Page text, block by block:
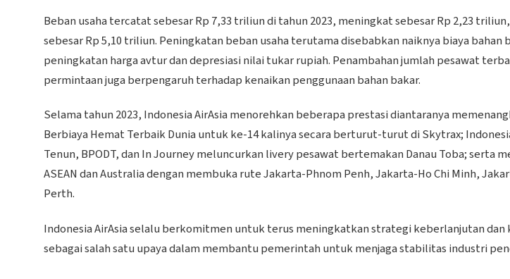
Beban usaha tercatat sebesar Rp 7,33 triliun di tahun 2023, meningkat sebesar Rp 2,23
sebesar Rp 5,10 triliun. Peningkatan beban usaha terutama disebabkan naiknya biaya bahan
peningkatan harga avtur dan depresiasi nilai tukar rupiah. Penambahan jumlah pesawat
permintaan juga berpengaruh terhadap kenaikan penggunaan bahan bakar.
Selama tahun 2023, Indonesia AirAsia menorehkan beberapa prestasi diantaranya
Berbiaya Hemat Terbaik Dunia untuk ke-14 kalinya secara berturut-turut di Skytrax;
Tenun, BPODT, dan In Journey meluncurkan livery pesawat bertemakan Danau Toba; serta
ASEAN dan Australia dengan membuka rute Jakarta-Phnom Penh, Jakarta-Ho Chi Minh,
Perth.
Indonesia AirAsia selalu berkomitmen untuk terus meningkatkan strategi keberlanjutan dan
sebagai salah satu upaya dalam membantu pemerintah untuk menjaga stabilitas industri